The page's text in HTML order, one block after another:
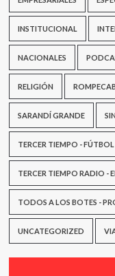
INSTITUCIONAL
NACIONALES
RELIGIÓN
SARANDÍ GRANDE
TERCER TIEMPO - FÚTBOL
TERCER TIEMPO RADIO -
TODOS A LOS BOTES -
UNCATEGORIZED